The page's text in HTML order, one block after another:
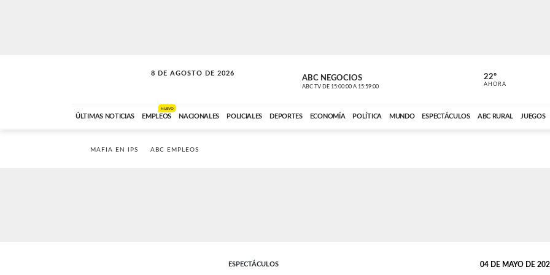
8 DE AGOSTO DE 2026
SOLO MÚSICA ABC NEGOCIOS
ABC TV DE 15:00:00 A 15:59:00 ABC CARDINAL
22º
AHORA
ÚLTIMAS NOTICIAS EMPLEOS
NUEVO
NACIONALES POLICIALES DEPORTES ECONOMÍA POLÍTICA MUNDO ESPECTÁCULOS ABC RURAL JUEGOS
MAFIA EN IPS ABC EMPLEOS
ESPECTÁCULOS 04 DE MAYO DE